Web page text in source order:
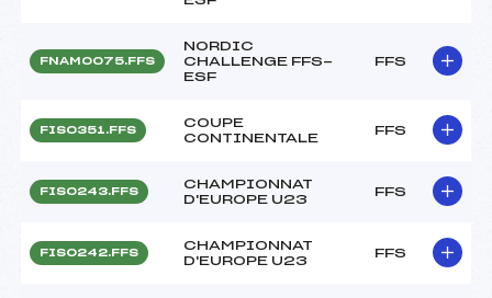
FNAM0075.FFS
NORDIC
CHALLENGE FFS-
ESF
FFS
FIS0351.FFS
COUPE
CONTINENTALE
FFS
FIS0243.FFS
CHAMPIONNAT
D'EUROPE U23
FFS
FIS0242.FFS
CHAMPIONNAT
D'EUROPE U23
FFS